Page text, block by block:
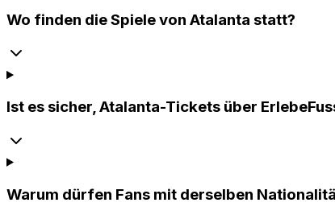
Wo finden die Spiele von Atalanta statt?
Ist es sicher, Atalanta-Tickets über
Warum dürfen Fans mit derselben